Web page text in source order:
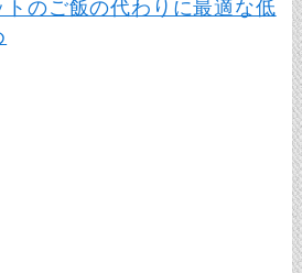
トのご飯の代わりに最適な低